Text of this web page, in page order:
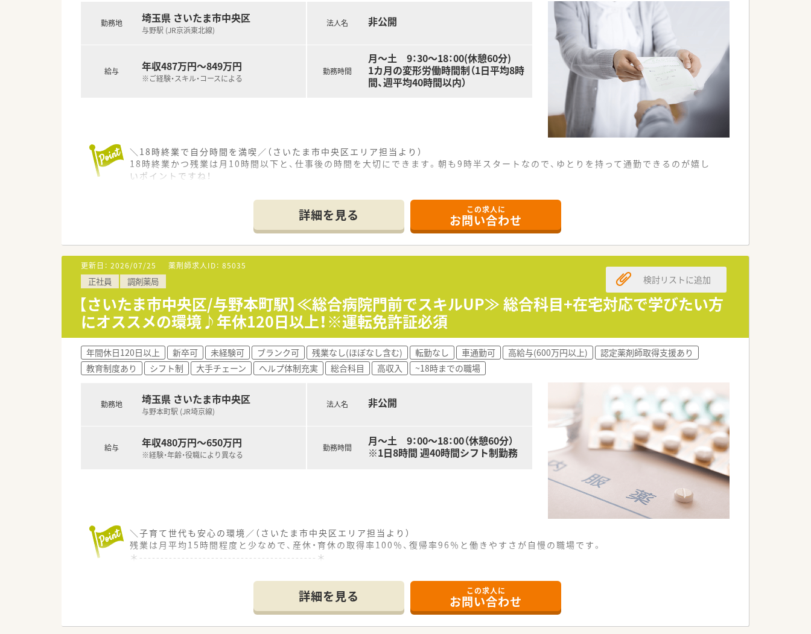
■店舗の外観はカフェのようにお洒落で清潔感に溢れており、スタッフも患者様も心地よく過ごせる空間が広がっています。
■社長をはじめ経営陣は従業員の働く環境を第一に考えており、アットホームで温かく穏やかな雰囲気の職場です。
■幅広い年代のスタッフが活躍しており、職種の垣根を越えてコミュニケーションが取りやすい風通しの良い環境です。
勤務地 埼玉県 さいたま市中央区
与野駅 (JR京浜東北線)
給与 年収487万円～849万円
※ご経験・スキル・コースによる
法人名 非公開
勤務時間
月〜土 9：30〜18：00(休憩60分)
1カ月の変形労働時間制（1日平均8時
間、週平均40時間以内）
＼18時終業で自分時間を満喫／（さいたま市中央区エリア担当より）
18時終業かつ残業は月10時間以下と、仕事後の時間を大切にできます。朝も9時半スタートなので、ゆとりを持って通勤できるのが嬉し
いポイントですね！
■製薬から販売まで一貫して手掛ける「複合型医薬品企業」として、業界内でも唯一無二の安定した経営基盤を誇っています。
■全国の各エリアをグループ内で統括しているため、自宅から60分圏内の配属が基本となり、転居を伴う異動はありません。
■2年連続で健康経営優良法人に認定されるなど、有給消化の促進や残業管理が徹底されており、働きやすさは抜群です。
【店舗情報と応需状況について】
■与野駅から徒歩4分の好立地で、近隣の眼科クリニックから処方箋を1日約60枚ほど応需している調剤薬局です。
■開局時間は9時30分から18時までとなっており、朝の通勤ラッシュを避けてゆとりを持って出勤することが可能です。
■眼科メインの単科応需のため、扱う薬剤の種類が限定されており、ブランクがある方でも比較的馴染みやすい環境です。
【店舗情報と応需状況について】
■与野駅から徒歩4分の好立地で、近隣の眼科クリニックから処方箋を1日約60枚ほど応需している調剤薬局です。
■開局時間は9時30分から18時までとなっており、朝の通勤ラッシュを避けてゆとりを持って出勤することが可能です。
■眼科メインの単科応需のため、扱う薬剤の種類が限定されており、ブランクがある方でも比較的馴染みやすい環境です。
■駅から徒歩4分とアクセスが非常に良く、天候に左右されず毎日の通勤がスムーズに行える非常に便利な立地にあります。
■スタッフ同士のチームワークが良く、困った時には互いにフォローし合える体制が整っているため、居心地の良い職場です。
■最新の自動調剤分包機を導入しており、調剤ミスの防止と業務の効率化を両立させた、安全性の高い店舗環境を構築しています。
詳細を見る この求人に
お問い合わせ
更新日： 2026/07/25 薬剤師求人ID： 85035
正社員 調剤薬局
【さいたま市中央区/与野本町駅】≪総合病院門前でスキルUP≫ 総合科目+在宅対応で学びたい方
にオススメの環境♪年休120日以上！※運転免許証必須
検討リストに追加
年間休日120日以上 新卒可 未経験可 ブランク可 残業なし(ほぼなし含む) 転勤なし 車通勤可 高給与(600万円以上)
認定薬剤師取得支援あり
教育制度あり
シフト制 大手チェーン ヘルプ体制充実 総合科目 高収入 ~18時までの職場
勤務地 埼玉県 さいたま市中央区
与野本町駅 (JR埼京線)
給与 年収480万円～650万円
※経験・年齢・役職により異なる
法人名 非公開
勤務時間
月～土 9：00～18：00（休憩60分）
※1日8時間 週40時間シフト制勤務
＼子育て世代も安心の環境／（さいたま市中央区エリア担当より）
残業は月平均15時間程度と少なめで、産休・育休の取得率100％、復帰率96％と働きやすさが自慢の職場です。
＊------------------------------------------＊
【店舗情報と応需状況について】
■与野本町駅から徒歩15分ほどの立地で、総合病院の門前として幅広い科目の処方箋を1日約100枚応需しています。
■個人宅や施設などへの在宅対応も行っており、外来業務とバランス良く経験を積んでスキルアップできる環境です。
■薬剤師は常勤4名とパート2名が在籍し、医療事務5名との連携により1人あたりの業務負担が軽減されています。
詳細を見る この求人に
お問い合わせ